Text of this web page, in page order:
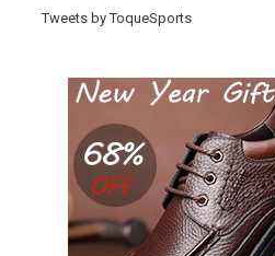
Tweets by ToqueSports